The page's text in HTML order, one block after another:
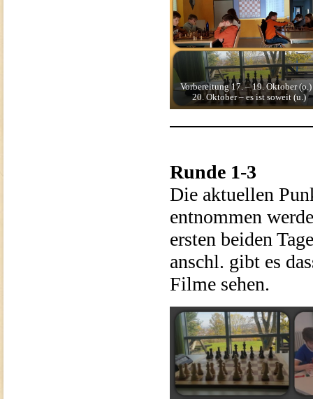
Vorbereitung 17. – 19. Oktober (o.)
20. Oktober – es ist soweit (u.)
Runde 1-3
Die aktuellen
entnommen
ersten beiden
anschl. gibt es
Filme sehen.